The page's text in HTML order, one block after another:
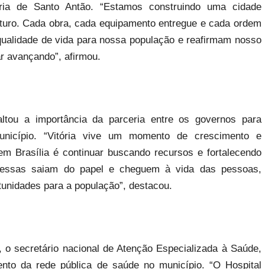
de Santo Antão. “Estamos construindo uma cidade
Cada obra, cada equipamento entregue e cada ordem
de vida para nossa população e reafirmam nosso
avançando”, afirmou.
a importância da parceria entre os governos para
“Vitória vive um momento de crescimento e
Brasília é continuar buscando recursos e fortalecendo
saiam do papel e cheguem à vida das pessoas,
para a população”, destacou.
secretário nacional de Atenção Especializada à Saúde,
da rede pública de saúde no município. “O Hospital